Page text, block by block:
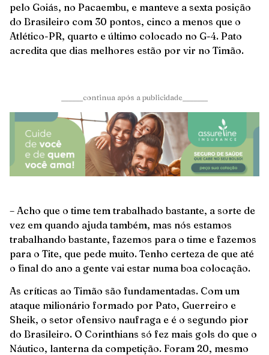
pelo Goiás, no Pacaembu, e manteve a sexta posição
do Brasileiro com 30 pontos, cinco a menos que o
Atlético-PR, quarto e último colocado no G-4. Pato
acredita que dias melhores estão por vir no Timão.
______continua após a publicidade_______
– Acho que o time tem trabalhado bastante, a sorte de
vez em quando ajuda também, mas nós estamos
trabalhando bastante, fazemos para o time e fazemos
para o Tite, que pede muito. Tenho certeza de que até
o final do ano a gente vai estar numa boa colocação.
As críticas ao Timão são fundamentadas. Com um
ataque milionário formado por Pato, Guerreiro e
Sheik, o setor ofensivo naufraga e é o segundo pior
do Brasileiro. O Corinthians só fez mais gols do que o
Náutico, lanterna da competição. Foram 20, mesmo